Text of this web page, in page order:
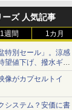
ズ 人気記事
1週間 1カ月
特別セール」。涼感
望値下げ、撥水ギア
像がカプセルトイ
システム？安価に書